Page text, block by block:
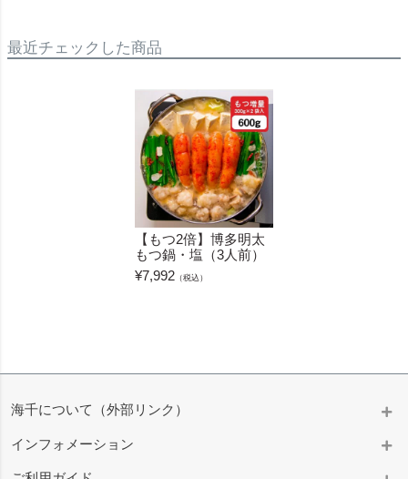
最近チェックした商品
【もつ2倍】博多明太
もつ鍋・塩（3人前）
¥7,992 （税込）
海千について（外部リンク）
インフォメーション